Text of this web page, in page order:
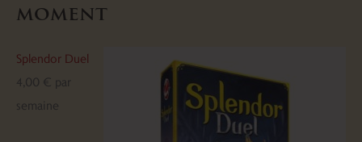
moment
Splendor Duel
4,00 € par
semaine